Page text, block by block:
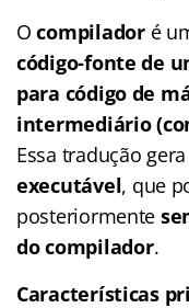
Ocompiladoré
código-fonte de
para código de
intermediário
Essa tradução
executável, que
posteriormente
do compilador.
Características